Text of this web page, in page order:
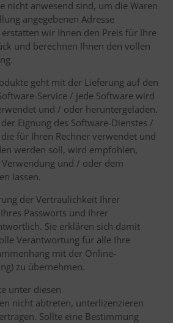
nicht anwesend sind, um die Waren
angegebenen Adresse
wir Ihnen den Preis für Ihre
und berechnen Ihnen den vollen
geht mit der Lieferung auf den
Service / jede Software wird
und / oder heruntergeladen.
Eignung des Software-Dienstes /
für Ihren Rechner verwendet und
werden soll, wird empfohlen,
Verwendung und / oder dem
lassen.
der Vertraulichkeit Ihrer
Passworts und Ihrer
Sie erklären sich damit
Verantwortung für alle Ihre
mit der Online-
zu übernehmen.
unter diesen
nicht abtreten, unterlizenzieren
Sollte eine Bestimmung